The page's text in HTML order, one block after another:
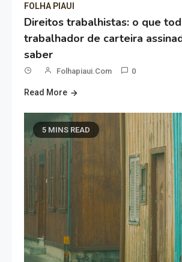
FOLHA PIAUI
Direitos trabalhistas: o que
trabalhador de carteira
saber
Folhapiaui.com 0
Read More
5 MINS READ